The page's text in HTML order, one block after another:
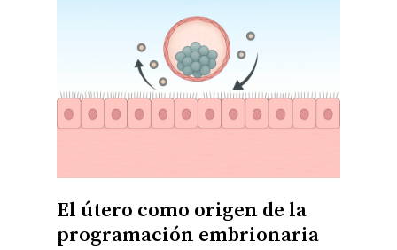
El útero como origen de la
programación embrionaria